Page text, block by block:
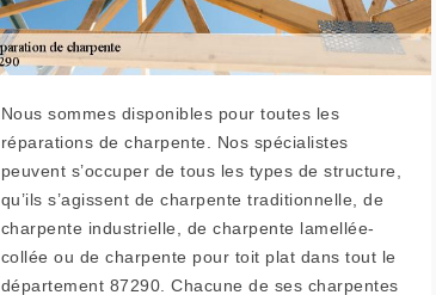
Nous sommes disponibles pour toutes les
réparations de charpente. Nos spécialistes
peuvent s’occuper de tous les types de structure,
qu’ils s’agissent de charpente traditionnelle, de
charpente industrielle, de charpente lamellée-
collée ou de charpente pour toit plat dans tout le
département 87290. Chacune de ses charpentes